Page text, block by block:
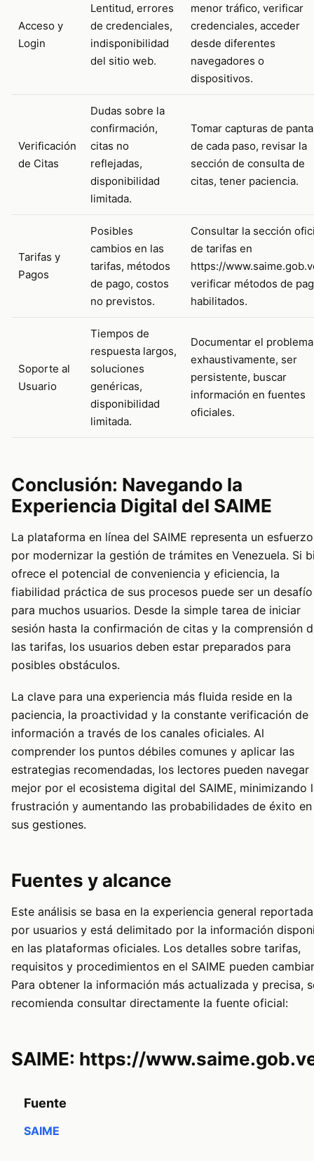
Acceso y
Login
Lentitud, errores
de credenciales,
indisponibilidad
del sitio web.
menor tráfico, verificar
credenciales, acceder
desde diferentes
navegadores o
dispositivos.
Verificación
de Citas
Dudas sobre la
confirmación,
citas no
reflejadas,
disponibilidad
limitada.
Tomar capturas de
de cada paso, revisar la
sección de consulta de
citas, tener paciencia.
Tarifas y
Pagos
Posibles
cambios en las
tarifas, métodos
de pago, costos
no previstos.
Consultar la sección
de tarifas en
https://
verificar métodos de
habilitados.
Soporte al
Usuario
Tiempos de
respuesta largos,
soluciones
genéricas,
disponibilidad
limitada.
Documentar el problema
exhaustivamente, ser
persistente, buscar
información en fuentes
oficiales.
Conclusión: Navegando la
Experiencia Digital del SAIME
La plataforma en línea del SAIME representa un esfuerzo
por modernizar la gestión de trámites en Venezuela. Si
ofrece el potencial de conveniencia y eficiencia, la
fiabilidad práctica de sus procesos puede ser un desafío
para muchos usuarios. Desde la simple tarea de iniciar
sesión hasta la confirmación de citas y la comprensión
las tarifas, los usuarios deben estar preparados para
posibles obstáculos.
La clave para una experiencia más fluida reside en la
paciencia, la proactividad y la constante verificación de
información a través de los canales oficiales. Al
comprender los puntos débiles comunes y aplicar las
estrategias recomendadas, los lectores pueden navegar
mejor por el ecosistema digital del SAIME, minimizando
frustración y aumentando las probabilidades de éxito en
sus gestiones.
Fuentes y alcance
Este análisis se basa en la experiencia general reportada
por usuarios y está delimitado por la información
en las plataformas oficiales. Los detalles sobre tarifas,
requisitos y procedimientos en el SAIME pueden
Para obtener la información más actualizada y precisa,
recomienda consultar directamente la fuente oficial:
SAIME: https://
Fuente
SAIME